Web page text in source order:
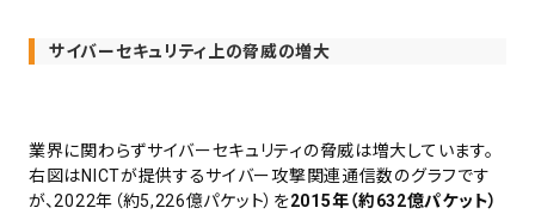
サイバーセキュリティ上の脅威の増大
業界に関わらずサイバーセキュリティの脅威は増大しています。
右図はNICTが提供するサイバー攻撃関連通信数のグラフです
が、2022年（約5,226億パケット）を2015年（約632億パケット）